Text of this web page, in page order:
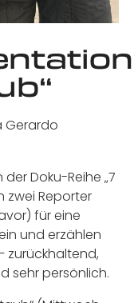
Gerardo
Doku-Reihe „7
zwei Reporter
für eine
und erzählen
zurückhaltend,
sehr persönlich.